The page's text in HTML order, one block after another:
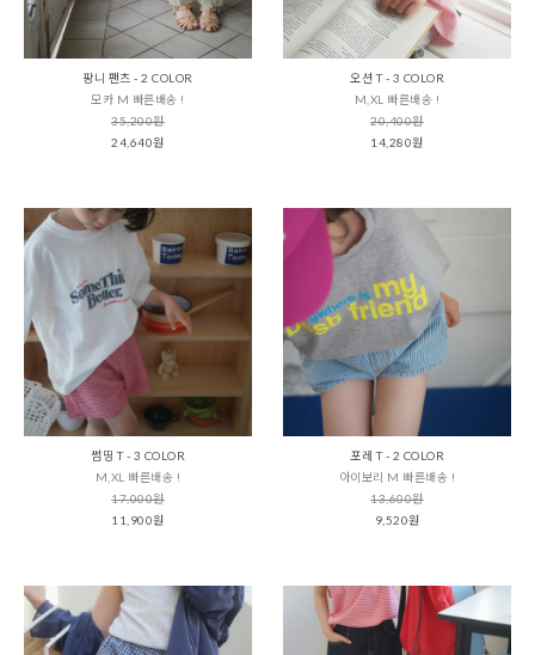
팡니 팬츠 - 2 COLOR
모카 M 빠른배송 !
35,200원
24,640원
오션 T - 3 COLOR
M,XL 빠른배송 !
20,400원
14,280원
썸띵 T - 3 COLOR
M,XL 빠른배송 !
17,000원
11,900원
포레 T - 2 COLOR
아이보리 M 빠른배송 !
13,600원
9,520원